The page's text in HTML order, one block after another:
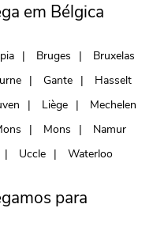
em Bélgica
Bruges
Bruxelas
Gante
Hasselt
Liège
Mechelen
Mons
Namur
Uccle Waterloo
para